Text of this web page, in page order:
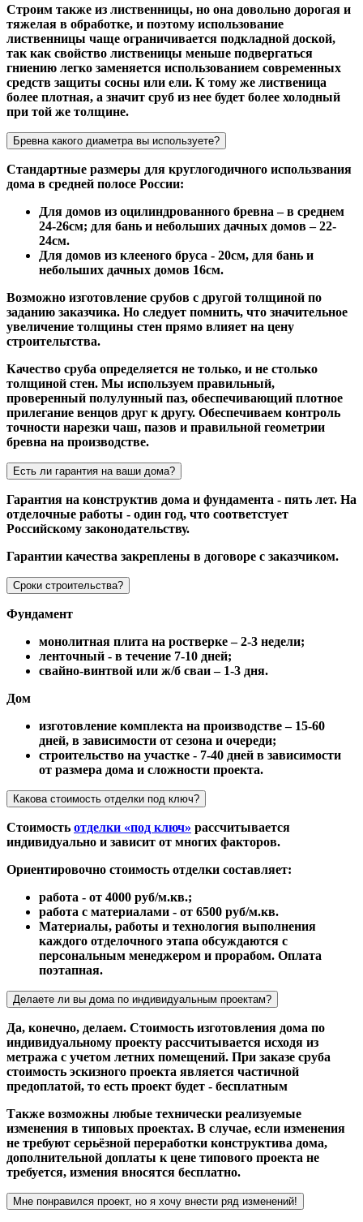
Строим также из лиственницы, но она довольно дорогая и
тяжелая в обработке, и поэтому использование
лиственницы чаще ограничивается подкладной доской,
так как свойство лиственицы меньше подвергаться
гниению легко заменяется использованием современных
средств защиты сосны или ели. К тому же лиственица
более плотная, а значит сруб из нее будет более холодный
при той же толщине.
Бревна какого диаметра вы используете?
Стандартные размеры для круглогодичного использвания
дома в средней полосе России:
Для домов из оцилиндрованного бревна – в среднем
24-26см; для бань и небольших дачных домов – 22-
24см.
Для домов из клееного бруса - 20см, для бань и
небольших дачных домов 16см.
Возможно изготовление срубов с другой толщиной по
заданию заказчика. Но следует помнить, что значительное
увеличение толщины стен прямо влияет на цену
строительтства.
Качество сруба определяется не только, и не столько
толщиной стен. Мы используем правильный,
проверенный полулунный паз, обеспечивающий плотное
прилегание венцов друг к другу. Обеспечиваем контроль
точности нарезки чаш, пазов и правильной геометрии
бревна на производстве.
Есть ли гарантия на ваши дома?
Гарантия на конструктив дома и фундамента - пять лет. На
отделочные работы - один год, что соответстует
Российскому законодательству.
Гарантии качества закреплены в договоре с заказчиком.
Сроки строительства?
Фундамент
монолитная плита на ростверке – 2-3 недели;
ленточный - в течение 7-10 дней;
свайно-винтвой или ж/б сваи – 1-3 дня.
Дом
изготовление комплекта на производстве – 15-60
дней, в зависимости от сезона и очереди;
строительство на участке - 7-40 дней в зависимости
от размера дома и сложности проекта.
Какова стоимость отделки под ключ?
Стоимость отделки «под ключ» рассчитывается
индивидуально и зависит от многих факторов.
Ориентировочно стоимость отделки составляет:
работа - от 4000 руб/м.кв.;
работа с материалами - от 6500 руб/м.кв.
Материалы, работы и технология выполнения
каждого отделочного этапа обсуждаются с
персональным менеджером и прорабом. Оплата
поэтапная.
Делаете ли вы дома по индивидуальным проектам?
Да, конечно, делаем. Стоимость изготовления дома по
индивидуальному проекту рассчитывается исходя из
метража с учетом летних помещений. При заказе сруба
стоимость эскизного проекта является частичной
предоплатой, то есть проект будет - бесплатным
Также возможны любые технически реализуемые
изменения в типовых проектах. В случае, если изменения
не требуют серьёзной переработки конструктива дома,
дополнительной доплаты к цене типового проекта не
требуется, измения вносятся бесплатно.
Мне понравился проект, но я хочу внести ряд изменений!